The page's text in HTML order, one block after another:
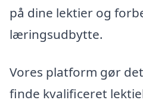
på dine lektier og
læringsudbytte.
Vores platform gør
finde kvalificeret